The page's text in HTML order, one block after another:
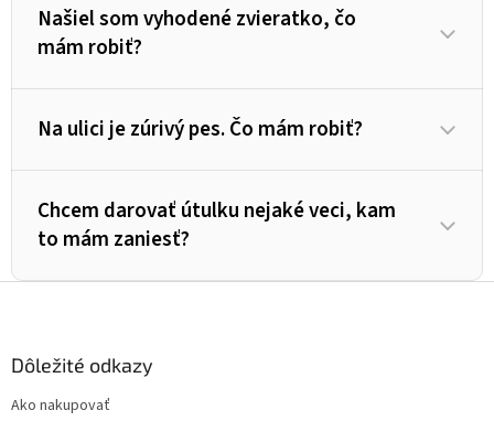
Našiel som vyhodené zvieratko, čo
mám robiť?
Na ulici je zúrivý pes. Čo mám robiť?
Chcem darovať útulku nejaké veci, kam
to mám zaniesť?
Dôležité odkazy
Ako nakupovať